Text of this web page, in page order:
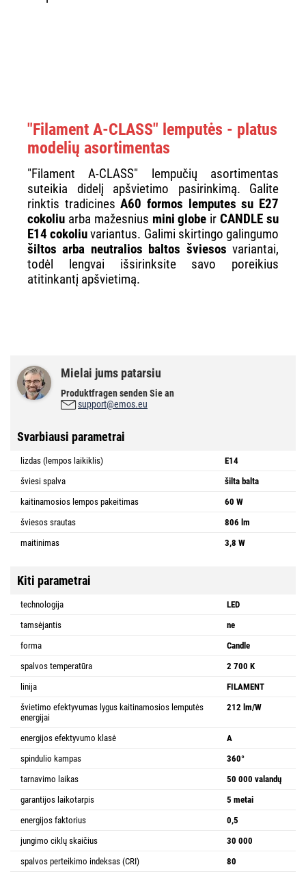
"Filament A-CLASS" lemputės - platus
modelių asortimentas
"Filament A-CLASS" lempučių asortimentas
suteikia didelį apšvietimo pasirinkimą. Galite
rinktis tradicinesA60 formos lemputes su E27
cokoliu arba mažesnius mini globe irCANDLE su
E14 cokoliuvariantus. Galimi skirtingo galingumo
šiltos arba neutralios baltos šviesos variantai,
todėl lengvai išsirinksite savo poreikius
atitinkantį apšvietimą.
Mielai jums patarsiu
Produktfragen senden Sie an
support@emos.eu
Svarbiausi parametrai
lizdas (lempos laikiklis)
E14
šviesi spalva
šilta balta
kaitinamosios lempos pakeitimas
60 W
šviesos srautas
806 lm
maitinimas
3,8 W
Kiti parametrai
technologija
LED
tamsėjantis
ne
forma
Candle
spalvos temperatūra
2 700 K
linija
FILAMENT
švietimo efektyvumas lygus kaitinamosios lemputės
energijai
212 lm/W
energijos efektyvumo klasė
A
spindulio kampas
360°
tarnavimo laikas
50 000 valandų
garantijos laikotarpis
5 metai
energijos faktorius
0,5
jungimo ciklų skaičius
30 000
spalvos perteikimo indeksas (CRI)
80